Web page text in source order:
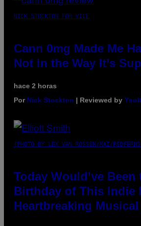
NICK STOCKTON FOR VICE
Cann 0mg Made Me
Not In the Way It’s
hace 2 horas
Por Nick Stockton | Reviewed by
(PHOTO BY LEX VAN ROSSEN/MAI/
Today Would’ve Been
Birthday of This Indie
Heartbreaking